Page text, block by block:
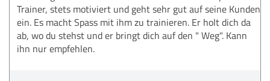
Trainer, stets motiviert und geht sehr gut auf seine Kunden
ein. Es macht Spass mit ihm zu trainieren. Er holt dich da
ab, wo du stehst und er bringt dich auf den " Weg". Kann
ihn nur empfehlen.